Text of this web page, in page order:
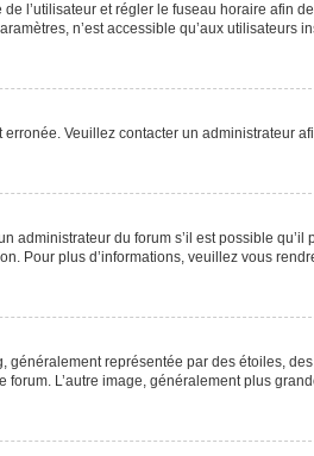
l’utilisateur et régler le fuseau horaire afin
n’est accessible qu’aux utilisateurs
Veuillez contacter un administrateur
administrateur du forum s’il est possible qu’il
Pour plus d’informations, veuillez vous
généralement représentée par des étoiles,
L’autre image, généralement plus